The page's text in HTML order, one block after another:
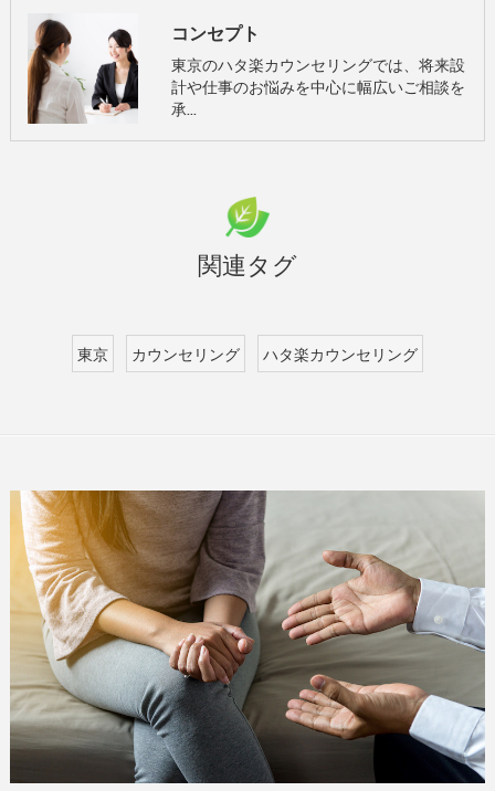
コンセプト
東京のハタ楽カウンセリングでは、将来設
計や仕事のお悩みを中心に幅広いご相談を
承…
関連タグ
東京 カウンセリング ハタ楽カウンセリング